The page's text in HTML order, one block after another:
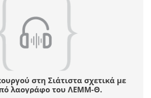
στη Σιάτιστα σχετικά με
λαογράφο του ΛΕΜΜ-Θ.